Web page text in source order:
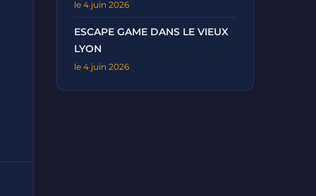
le 4 juin 2026
ESCAPE GAME DANS LE VIEUX
LYON
le 4 juin 2026